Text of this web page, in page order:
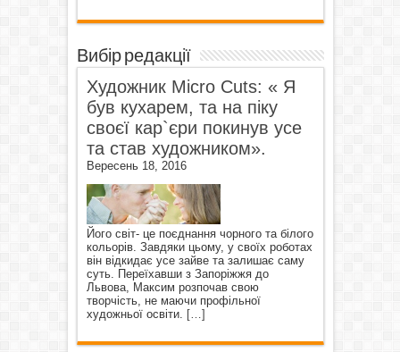
Вибір редакції
Художник Micro Cuts: « Я
був кухарем, та на піку
своєї кар`єри покинув усе
та став художником».
Вересень 18, 2016
Його світ- це поєднання чорного та білого
кольорів. Завдяки цьому, у своїх роботах
він відкидає усе зайве та залишає саму
суть. Переїхавши з Запоріжжя до
Львова, Максим розпочав свою
творчість, не маючи профільної
художньої освіти. […]